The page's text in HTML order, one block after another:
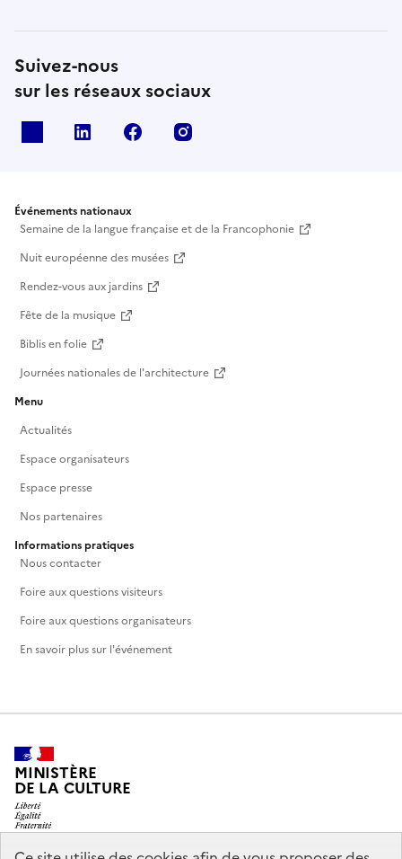
Suivez-nous
sur les réseaux sociaux
Linkedin Facebook
Événements nationaux
Semaine de la langue française et de la Francophonie
Nuit européenne des musées
Rendez-vous aux jardins
Fête de la musique
Biblis en folie
Journées nationales de l'architecture
Menu
Actualités
Espace organisateurs
Espace presse
Nos partenaires
Informations pratiques
Nous contacter
Foire aux questions visiteurs
Foire aux questions organisateurs
En savoir plus sur l'événement
MINISTÈRE
DE LA CULTURE